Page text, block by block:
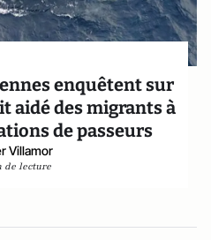
enquêtent sur
aidé des migrants à
de passeurs
Villamor
de lecture